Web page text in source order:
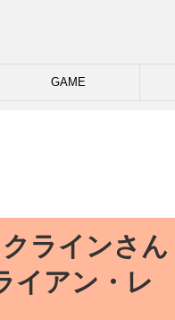
GAME
ラインさん
イアン・レ